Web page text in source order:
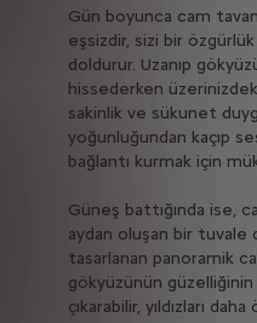
Gün boyunca cam
eşsizdir, sizi bir
doldurur. Uzanıp
hissederken
sakinlik ve sükunet
yoğunluğundan kaçıp
bağlantı kurmak için
Güneş battığında ise,
aydan oluşan bir tuvale
tasarlanan panoramik
gökyüzünün
çıkarabilir, yıldızları